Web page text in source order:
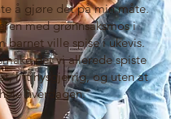
å gjøre det på min måte.
med grønnsaksmos i
barnet ville spise i ukevis.
det vi allerede spiste
litt nysgjerrig, og uten at
hverdagen.